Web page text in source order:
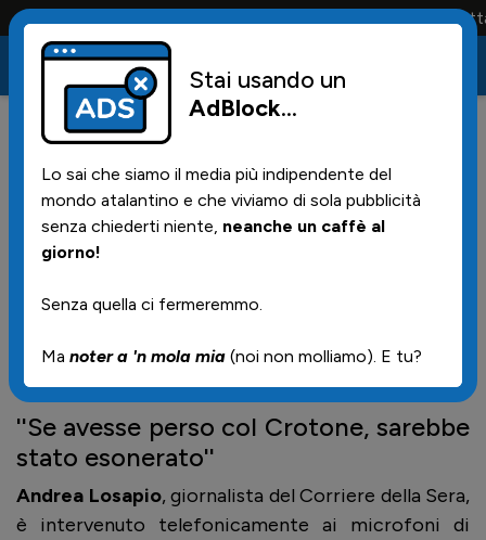
Conta solo la maglia e solo i tifosi la portano tutta
01/10/2016 | 08.08
Pace armata?
Losapio: “Gasperini resta
sempre sull’orlo di un esonero,
con l’Atalanta c’è una pace
armata”
''Se avesse perso col Crotone, sarebbe
stato esonerato''
Andrea Losapio, giornalista del Corriere della Sera,
è intervenuto telefonicamente ai microfoni di
Stai usando un
AdBlock...
Lo sai che siamo il media più indipendente del
mondo atalantino e che viviamo di sola pubblicità
senza chiederti niente, neanche un caffè al
giorno!
Senza quella ci fermeremmo.
Ma noter a 'n mola mia (noi non molliamo). E tu?